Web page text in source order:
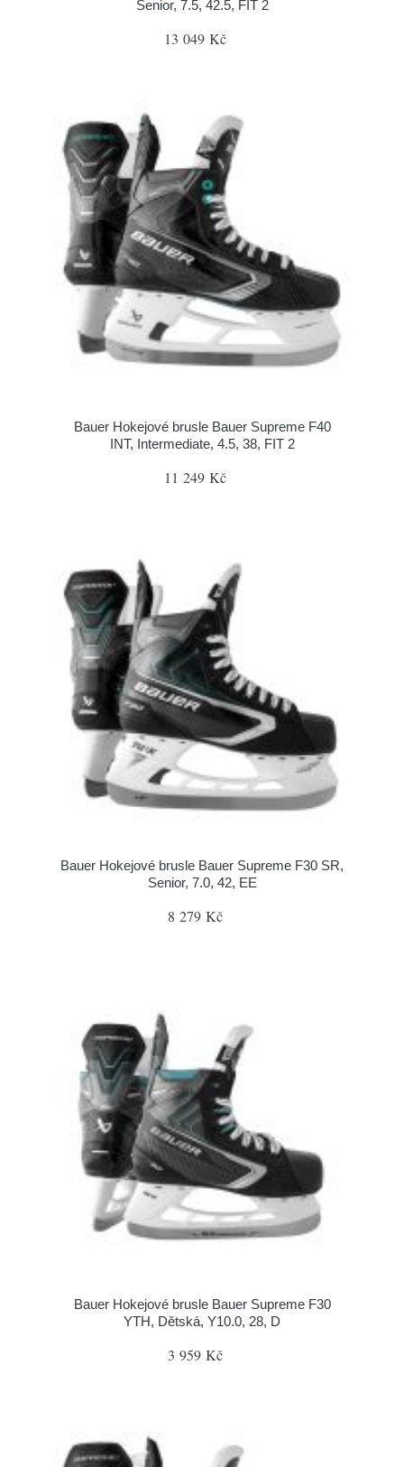
Senior, 7.5, 42.5, FIT 2
13 049 Kč
Bauer Hokejové brusle Bauer Supreme F40
INT, Intermediate, 4.5, 38, FIT 2
11 249 Kč
Bauer Hokejové brusle Bauer Supreme F30 SR,
Senior, 7.0, 42, EE
8 279 Kč
Bauer Hokejové brusle Bauer Supreme F30
YTH, Dětská, Y10.0, 28, D
3 959 Kč